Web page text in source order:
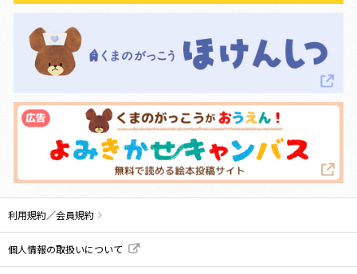
利用規約／会員規約
個人情報の取扱いについて